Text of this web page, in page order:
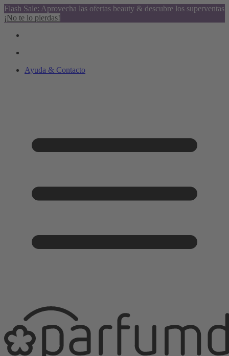
Flash Sale: Aprovecha las ofertas beauty & descubre los superventas
¡No te lo pierdas!
Ayuda & Contacto